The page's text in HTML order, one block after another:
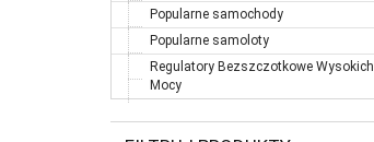
Popularne samochody
Popularne samoloty
Regulatory Bezszczotkowe Wysokich
Mocy